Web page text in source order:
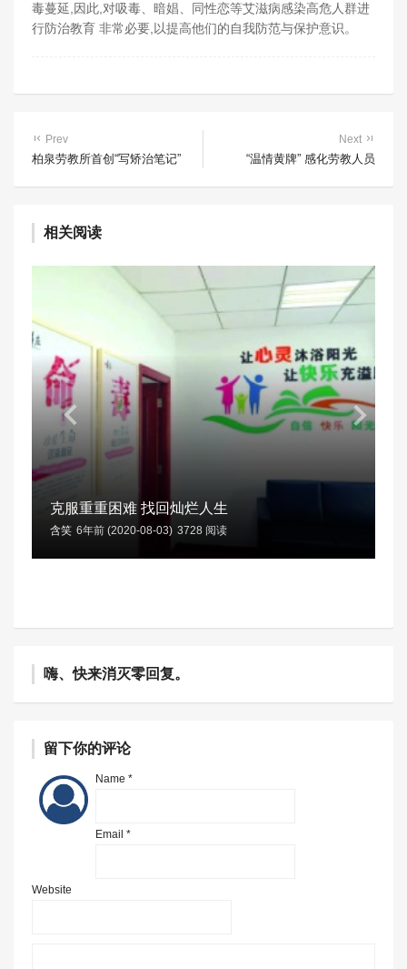
毒蔓延,因此,对吸毒、暗娼、同性恋等艾滋病感染高危人群进
行防治教育 非常必要,以提高他们的自我防范与保护意识。
Prev
柏泉劳教所首创“写矫治笔记”
Next
“温情黄牌” 感化劳教人员
相关阅读
克服重重困难 找回灿烂人生
含笑 6年前 (2020-08-03) 3728 阅读
嗨、快来消灭零回复。
留下你的评论
Name *
Email *
Website